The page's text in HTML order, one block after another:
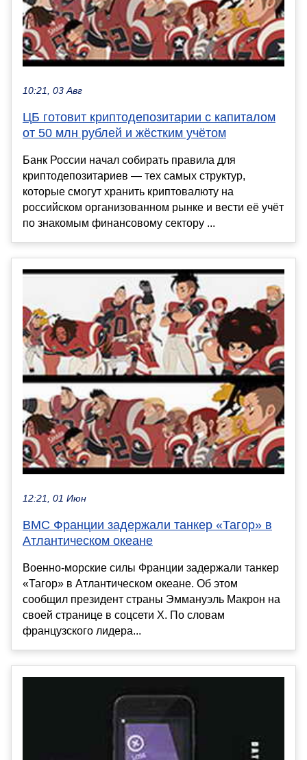
10:21, 03 Авг
ЦБ готовит криптодепозитарии с капиталом
от 50 млн рублей и жёстким учётом
Банк России начал собирать правила для
криптодепозитариев — тех самых структур,
которые смогут хранить криптовалюту на
российском организованном рынке и вести её учёт
по знакомым финансовому сектору ...
12:21, 01 Июн
ВМС Франции задержали танкер «Тагор» в
Атлантическом океане
Военно-морские силы Франции задержали танкер
«Тагор» в Атлантическом океане. Об этом
сообщил президент страны Эммануэль Макрон на
своей странице в соцсети X. По словам
французского лидера...